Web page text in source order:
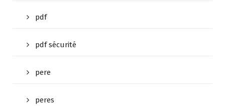
pdf
pdf sécurité
pere
peres